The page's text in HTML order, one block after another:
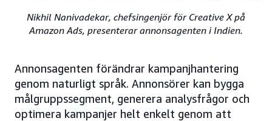
Nikhil Nanivadekar, chefsingenjör för Creative X på
Amazon Ads, presenterar annonsagenten i Indien.
Annonsagenten förändrar kampanjhantering
genom naturligt språk. Annonsörer kan bygga
målgruppssegment, generera analysfrågor och
optimera kampanjer helt enkelt genom att